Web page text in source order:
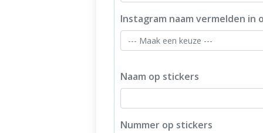
Instagram naam vermelden in
Naam op stickers
Nummer op stickers